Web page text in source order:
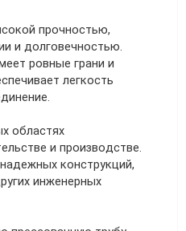
прочностью,
и долговечностью.
ровные грани и
легкость
областях
и производстве.
конструкций,
инженерных